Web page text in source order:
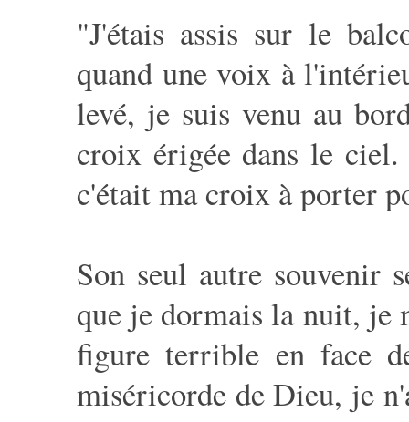
"J'étais assis sur le
quand une voix à
levé, je suis venu au
croix érigée dans le ciel.
c'était ma croix à porter
Son seul autre souvenir
que je dormais la nuit, je
figure terrible en face
miséricorde de Dieu, je